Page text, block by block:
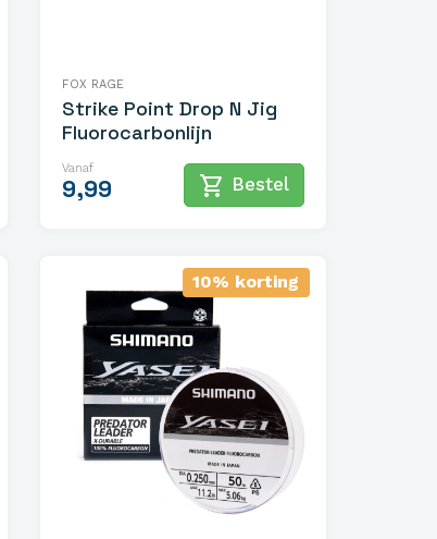
FOX RAGE
Strike Point Drop N Jig
Fluorocarbonlijn
Vanaf
9,99 shopping_cart Bestel
10% korting